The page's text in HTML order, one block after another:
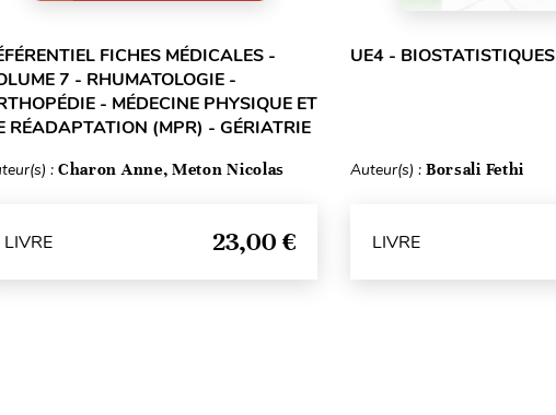
FICHES MÉDICALES -
7 - RHUMATOLOGIE -
- MÉDECINE PHYSIQUE ET
RÉADAPTATION (MPR) - GÉRIATRIE
: Charon Anne, Meton Nicolas
LIVRE 23,00 €
UE4 - BIOSTATISTIQUES
Auteur(s) : Borsali Fethi
LIVRE